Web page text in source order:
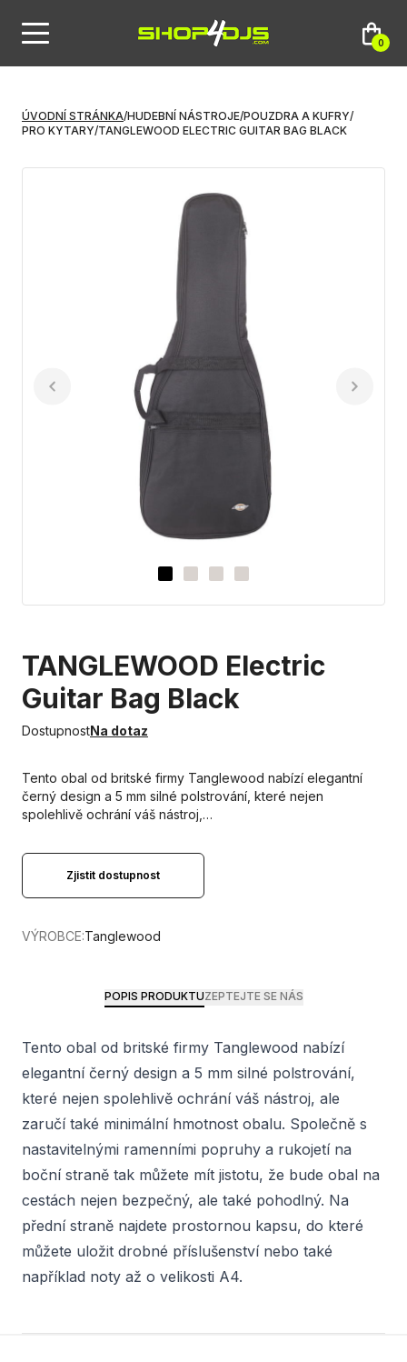
0
ÚVODNÍ STRÁNKA/HUDEBNÍ NÁSTROJE/POUZDRA A KUFRY/
PRO KYTARY/TANGLEWOOD ELECTRIC GUITAR BAG BLACK
TANGLEWOOD Electric
Guitar Bag Black
DostupnostNa dotaz
Tento obal od britské firmy Tanglewood nabízí elegantní
černý design a 5 mm silné polstrování, které nejen
spolehlivě ochrání váš nástroj,…
Zjistit dostupnost
VÝROBCE:Tanglewood
POPIS PRODUKTUZEPTEJTE SE NÁS
Tento obal od britské firmy Tanglewood nabízí
elegantní černý design a 5 mm silné polstrování,
které nejen spolehlivě ochrání váš nástroj, ale
zaručí také minimální hmotnost obalu. Společně s
nastavitelnými ramenními popruhy a rukojetí na
boční straně tak můžete mít jistotu, že bude obal na
cestách nejen bezpečný, ale také pohodlný. Na
přední straně najdete prostornou kapsu, do které
můžete uložit drobné příslušenství nebo také
například noty až o velikosti A4.